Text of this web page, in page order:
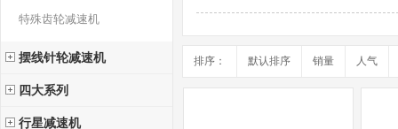
特殊齿轮减速机
摆线针轮减速机
四大系列
行星减速机
排序： 默认排序 销量 人气